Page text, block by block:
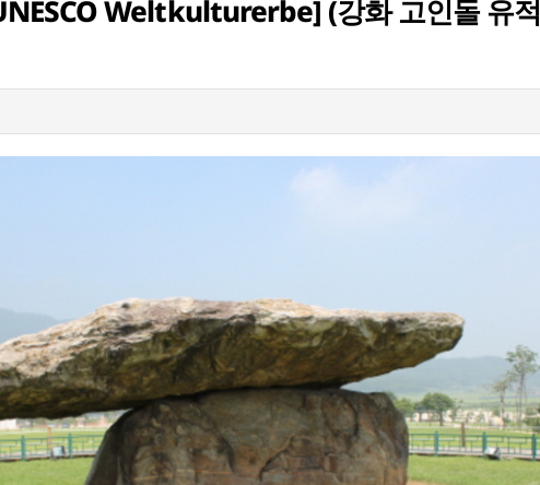
Weltkulturerbe] (강화 고인돌 유적